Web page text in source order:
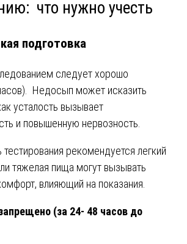
что нужно учесть
подготовка
следует хорошо
Недосып может исказить
усталость вызывает
и повышенную нервозность.
тестирования рекомендуется легкий
тяжелая пища могут вызывать
влияющий на показания.
(за 24- 48 часов до